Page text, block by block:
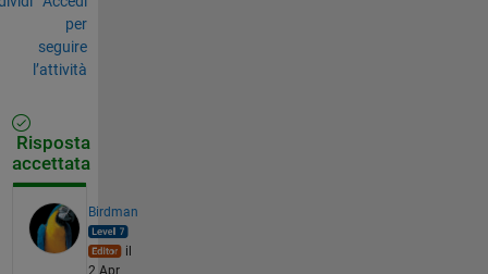
per
seguire
l’attività
Risposta
accettata
Birdman
il
2 Apr